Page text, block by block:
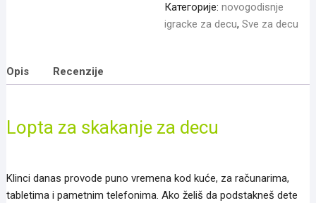
Категорије: novogodisnje
igracke za decu, Sve za decu
Opis Recenzije
Lopta za skakanje za decu
Klinci danas provode puno vremena kod kuće, za računarima,
tabletima i pametnim telefonima. Ako želiš da podstakneš dete